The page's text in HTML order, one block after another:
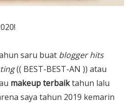
saru buat blogger hits
(( BEST-BEST-AN )) atau
makeupterbaiktahun lalu
saya tahun 2019 kemarin